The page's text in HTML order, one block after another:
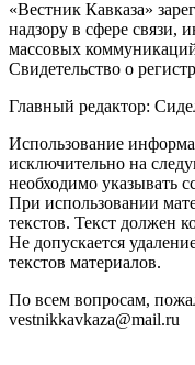
«Вестник Кавказа»
надзору в сфере связи,
массовых
Свидетельство о
Главный редактор:
Использование
исключительно на
необходимо указывать
При использовании
текстов. Текст должен
Не допускается
текстов материалов.
По всем вопросам,
vestnikkavkaza@mail.ru